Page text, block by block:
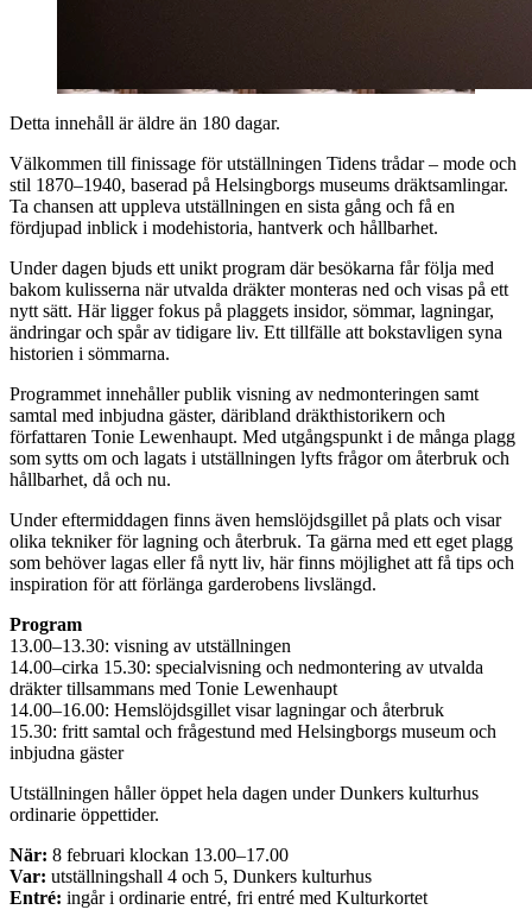
Detta innehåll är äldre än 180 dagar.
Välkommen till finissage för utställningen Tidens trådar – mode och
stil 1870–1940, baserad på Helsingborgs museums dräktsamlingar.
Ta chansen att uppleva utställningen en sista gång och få en
fördjupad inblick i modehistoria, hantverk och hållbarhet.
Under dagen bjuds ett unikt program där besökarna får följa med
bakom kulisserna när utvalda dräkter monteras ned och visas på ett
nytt sätt. Här ligger fokus på plaggets insidor, sömmar, lagningar,
ändringar och spår av tidigare liv. Ett tillfälle att bokstavligen syna
historien i sömmarna.
Programmet innehåller publik visning av nedmonteringen samt
samtal med inbjudna gäster, däribland dräkthistorikern och
författaren Tonie Lewenhaupt. Med utgångspunkt i de många plagg
som sytts om och lagats i utställningen lyfts frågor om återbruk och
hållbarhet, då och nu.
Under eftermiddagen finns även hemslöjdsgillet på plats och visar
olika tekniker för lagning och återbruk. Ta gärna med ett eget plagg
som behöver lagas eller få nytt liv, här finns möjlighet att få tips och
inspiration för att förlänga garderobens livslängd.
Program
13.00–13.30: visning av utställningen
14.00–cirka 15.30: specialvisning och nedmontering av utvalda
dräkter tillsammans med Tonie Lewenhaupt
14.00–16.00: Hemslöjdsgillet visar lagningar och återbruk
15.30: fritt samtal och frågestund med Helsingborgs museum och
inbjudna gäster
Utställningen håller öppet hela dagen under Dunkers kulturhus
ordinarie öppettider.
När: 8 februari klockan 13.00–17.00
Var: utställningshall 4 och 5, Dunkers kulturhus
Entré: ingår i ordinarie entré, fri entré med Kulturkortet